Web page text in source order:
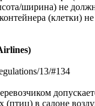
ширина) не
(клетки)
13/#134
в салоне